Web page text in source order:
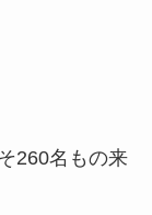
260名もの来